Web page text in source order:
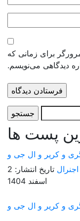
برای زمانی که
دیدگاهی می‌نویسم.
پست ها
کریر و ال جی و
تاریخ انتشار: 2
اسفند 1404
کریر و ال جی و